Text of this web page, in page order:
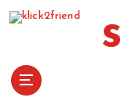
steinla